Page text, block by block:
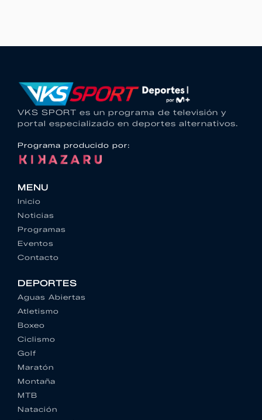
VKS SPORT es un programa de televisión y
portal especializado en deportes alternativos.
Programa producido por:
MENU
Inicio
Noticias
Programas
Eventos
Contacto
DEPORTES
Aguas Abiertas
Atletismo
Boxeo
Ciclismo
Golf
Maratón
Montaña
MTB
Natación